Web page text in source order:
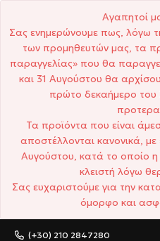
Αγαπητοί
Σας ενημερώνουμε πως, λόγω
των προμηθευτών μας, τα
παραγγελίας» που θα
και 31 Αυγούστου θα
πρώτο δεκαήμερο του
Τα προϊόντα που είναι
αποστέλλονται κανονικά,
Αυγούστου, κατά το οποίο η
κλειστή λόγω
Σας ευχαριστούμε για την
όμορφο και
(+30) 210 2847280